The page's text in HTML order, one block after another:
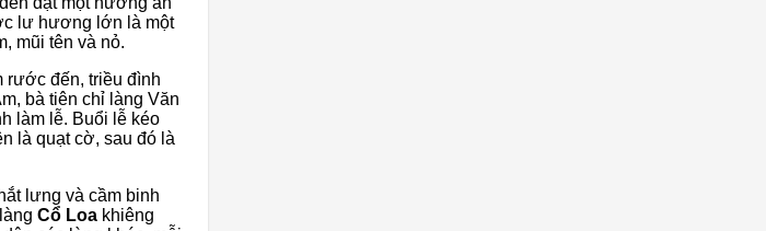
lư hương lớn là một
mũi tên và nỏ.
rước đến, triều đình
bà tiên chỉ làng Văn
làm lễ. Buổi lễ kéo
là quạt cờ, sau đó là
lưng và cầm binh
Cổ Loa khiêng